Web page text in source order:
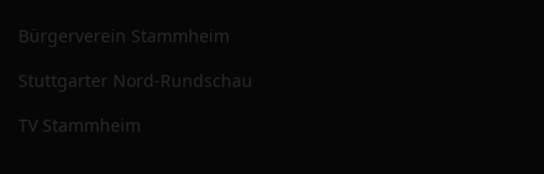
Bürgerverein Stammheim
Stuttgarter Nord-Rundschau
TV Stammheim